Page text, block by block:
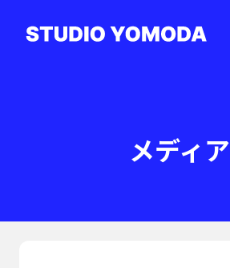
メディア